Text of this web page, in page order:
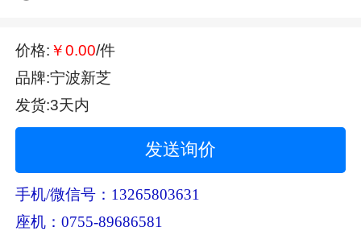
价格: ￥0.00/件
品牌:宁波新芝
发货:3天内
发送询价
手机/微信号：13265803631
座机：0755-89686581